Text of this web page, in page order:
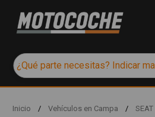
Inicio / Vehículos en Campa / SEAT